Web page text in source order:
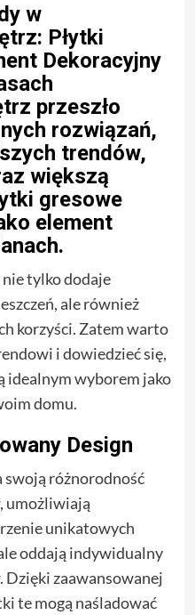
w
Płytki
Dekoracyjny
przeszło
rozwiązań,
trendów,
większą
gresowe
element
tylko dodaje
ale również
korzyści. Zatem warto
i dowiedzieć się,
idealnym wyborem jako
domu.
Design
swoją różnorodność
umożliwiają
unikatowych
oddają indywidualny
zaawansowanej
te mogą naśladować